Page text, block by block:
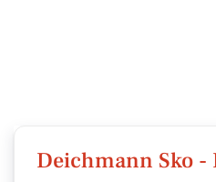
Deichmann Sko -